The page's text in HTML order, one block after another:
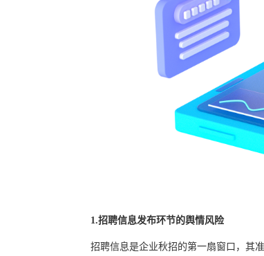
1.招聘信息发布环节的舆情风险
招聘信息是企业秋招的第一扇窗口，其